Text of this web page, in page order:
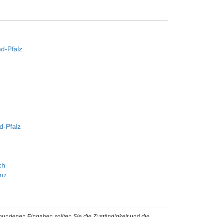
Pfalz
Pfalz